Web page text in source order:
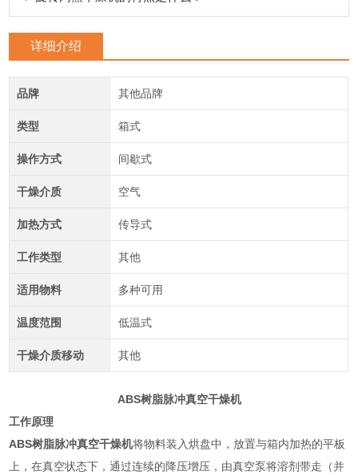
详细介绍
品牌 其他品牌
类型 箱式
操作方式 间歇式
干燥介质 空气
加热方式 传导式
工作类型 其他
适用物料 多种可用
温度范围 低温式
干燥介质移动 其他
ABS树脂脉冲真空干燥机
工作原理
ABS树脂脉冲真空干燥机将物料装入烘盘中，放置与箱内加热的平板
上，在真空状态下，通过连续的降压增压，由真空泵将溶剂带走（并